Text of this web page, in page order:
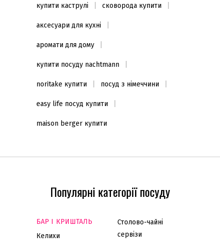
купити каструлі сковорода купити
аксесуари для кухні
аромати для дому
купити посуду nachtmann
noritake купити посуд з німеччини
easy life посуд купити
maison berger купити
Популярні категорії посуду
БАР І КРИШТАЛЬ
Келихи
Столово-чайні
сервізи